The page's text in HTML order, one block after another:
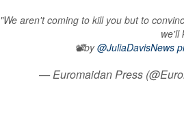
"We aren't coming to kill you but to
we'll
📽️by@JuliaDavisNews
— Euromaidan Press